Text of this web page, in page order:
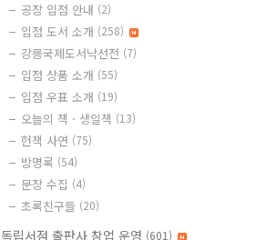
공장 입점 안내 (2)
입점 도서 소개 (258)
강릉국제도서낙선전 (7)
입점 상품 소개 (55)
입점 우표 소개 (19)
오늘의 책 · 생일책 (13)
헌책 사연 (75)
방명록 (54)
문장 수집 (4)
초록친구들 (20)
독립서점 출판사 창업 운영 (601)